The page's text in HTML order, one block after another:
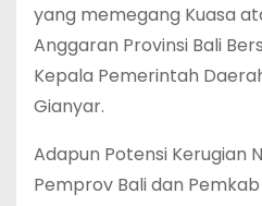
yang memegang Kuasa
Anggaran Provinsi Bali
Kepala Pemerintah
Gianyar.
Adapun Potensi Kerugian
Pemprov Bali dan